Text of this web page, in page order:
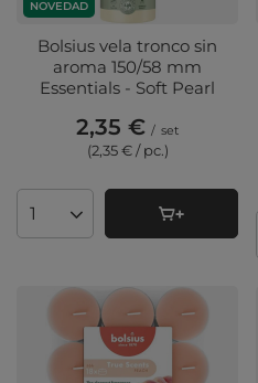
NOVEDAD
Bolsius vela tronco sin
aroma 150/58 mm
Essentials - Soft Pearl
2,35 € / set
(2,35 € / pc.)
Cantidad de productos